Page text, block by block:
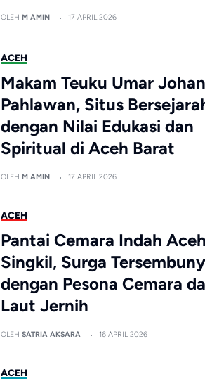
OLEH M AMIN 17 APRIL 2026
ACEH
Makam Teuku Umar Johan
Pahlawan, Situs
dengan Nilai Edukasi dan
Spiritual di Aceh Barat
OLEH M AMIN 17 APRIL 2026
ACEH
Pantai Cemara Indah Aceh
Singkil, Surga
dengan Pesona Cemara
Laut Jernih
OLEHSATRIA AKSARA 16 APRIL 2026
ACEH